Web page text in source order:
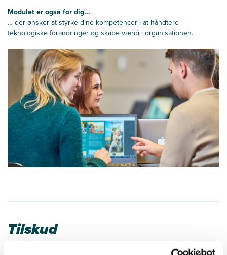
Modulet er også for dig...
… der ønsker at styrke dine kompetencer i at håndtere
teknologiske forandringer og skabe værdi i organisationen.
Tilskud